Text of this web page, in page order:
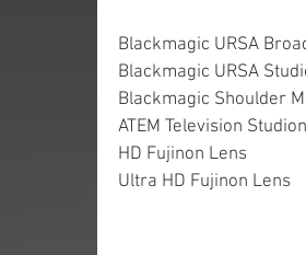
Blackmagic URSA
Blackmagic URSA
Blackmagic Shoulder
ATEM Television
HD Fujinon Lens
Ultra HD Fujinon Lens